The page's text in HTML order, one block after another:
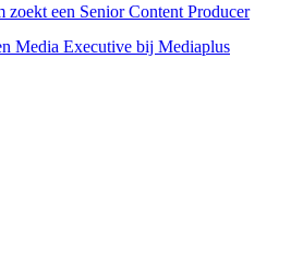
zoekt een Senior Content Producer
Media Executive bij Mediaplus